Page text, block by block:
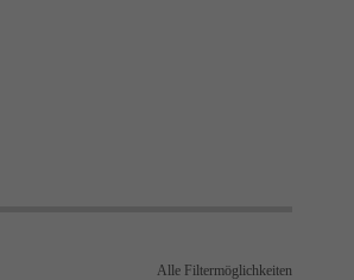
Alle Filtermöglichkeiten